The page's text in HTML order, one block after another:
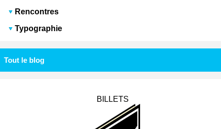
Rencontres
Typographie
Tout le blog
BILLETS